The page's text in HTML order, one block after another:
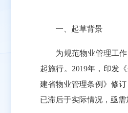
一、起草背景
为规范物业管理工作，
起施行。2019年，印发
建省物业管理条例》修
已滞后于实际情况，亟需